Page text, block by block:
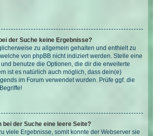
der Suche keine Ergebnisse?
zu allgemein gehalten und enthielt zu
von phpBB nicht indiziert werden. Stelle eine
benutze die Optionen, die dir die erweiterte
ist es natürlich auch möglich, dass dein(e)
im Forum verwendet wurden. Prüfe ggf. die
bei der Suche eine leere Seite?
viele Ergebnisse, somit konnte der Webserver sie